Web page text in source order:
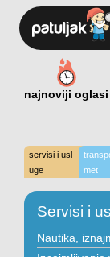
servisi i usl
uge
met
Servisi i
Nautika,